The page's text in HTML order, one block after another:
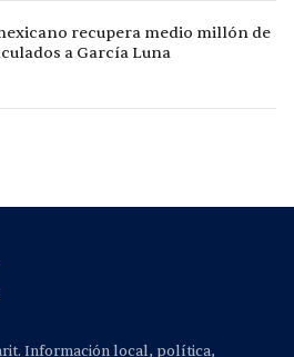
recupera medio millón de
a García Luna
Información local, política,